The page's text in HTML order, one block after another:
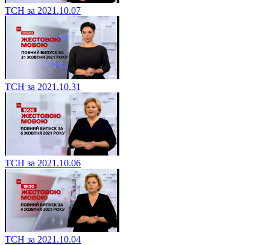
ТСН за 2021.10.07
ТСН за 2021.10.31
ТСН за 2021.10.06
ТСН за 2021.10.04